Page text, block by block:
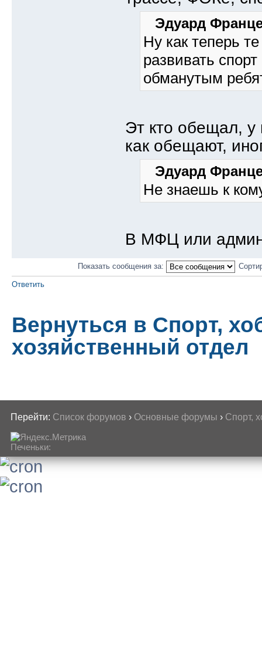
Эдуард
Ну как теперь
развивать
обманутым
Эт кто обещал, у
как обещают,
Эдуард
Не знаешь к
В МФЦ или
Показать сообщения за:
Ответить
Вернуться в Спорт,
хозяйственный отдел
Перейти: Список форумов › Основные форумы › Спорт,
Печеньки: